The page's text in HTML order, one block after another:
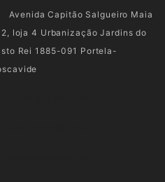
Avenida Capitão Salgueiro Maia
2, loja 4 Urbanização Jardins do
Rei 1885-091 Portela-